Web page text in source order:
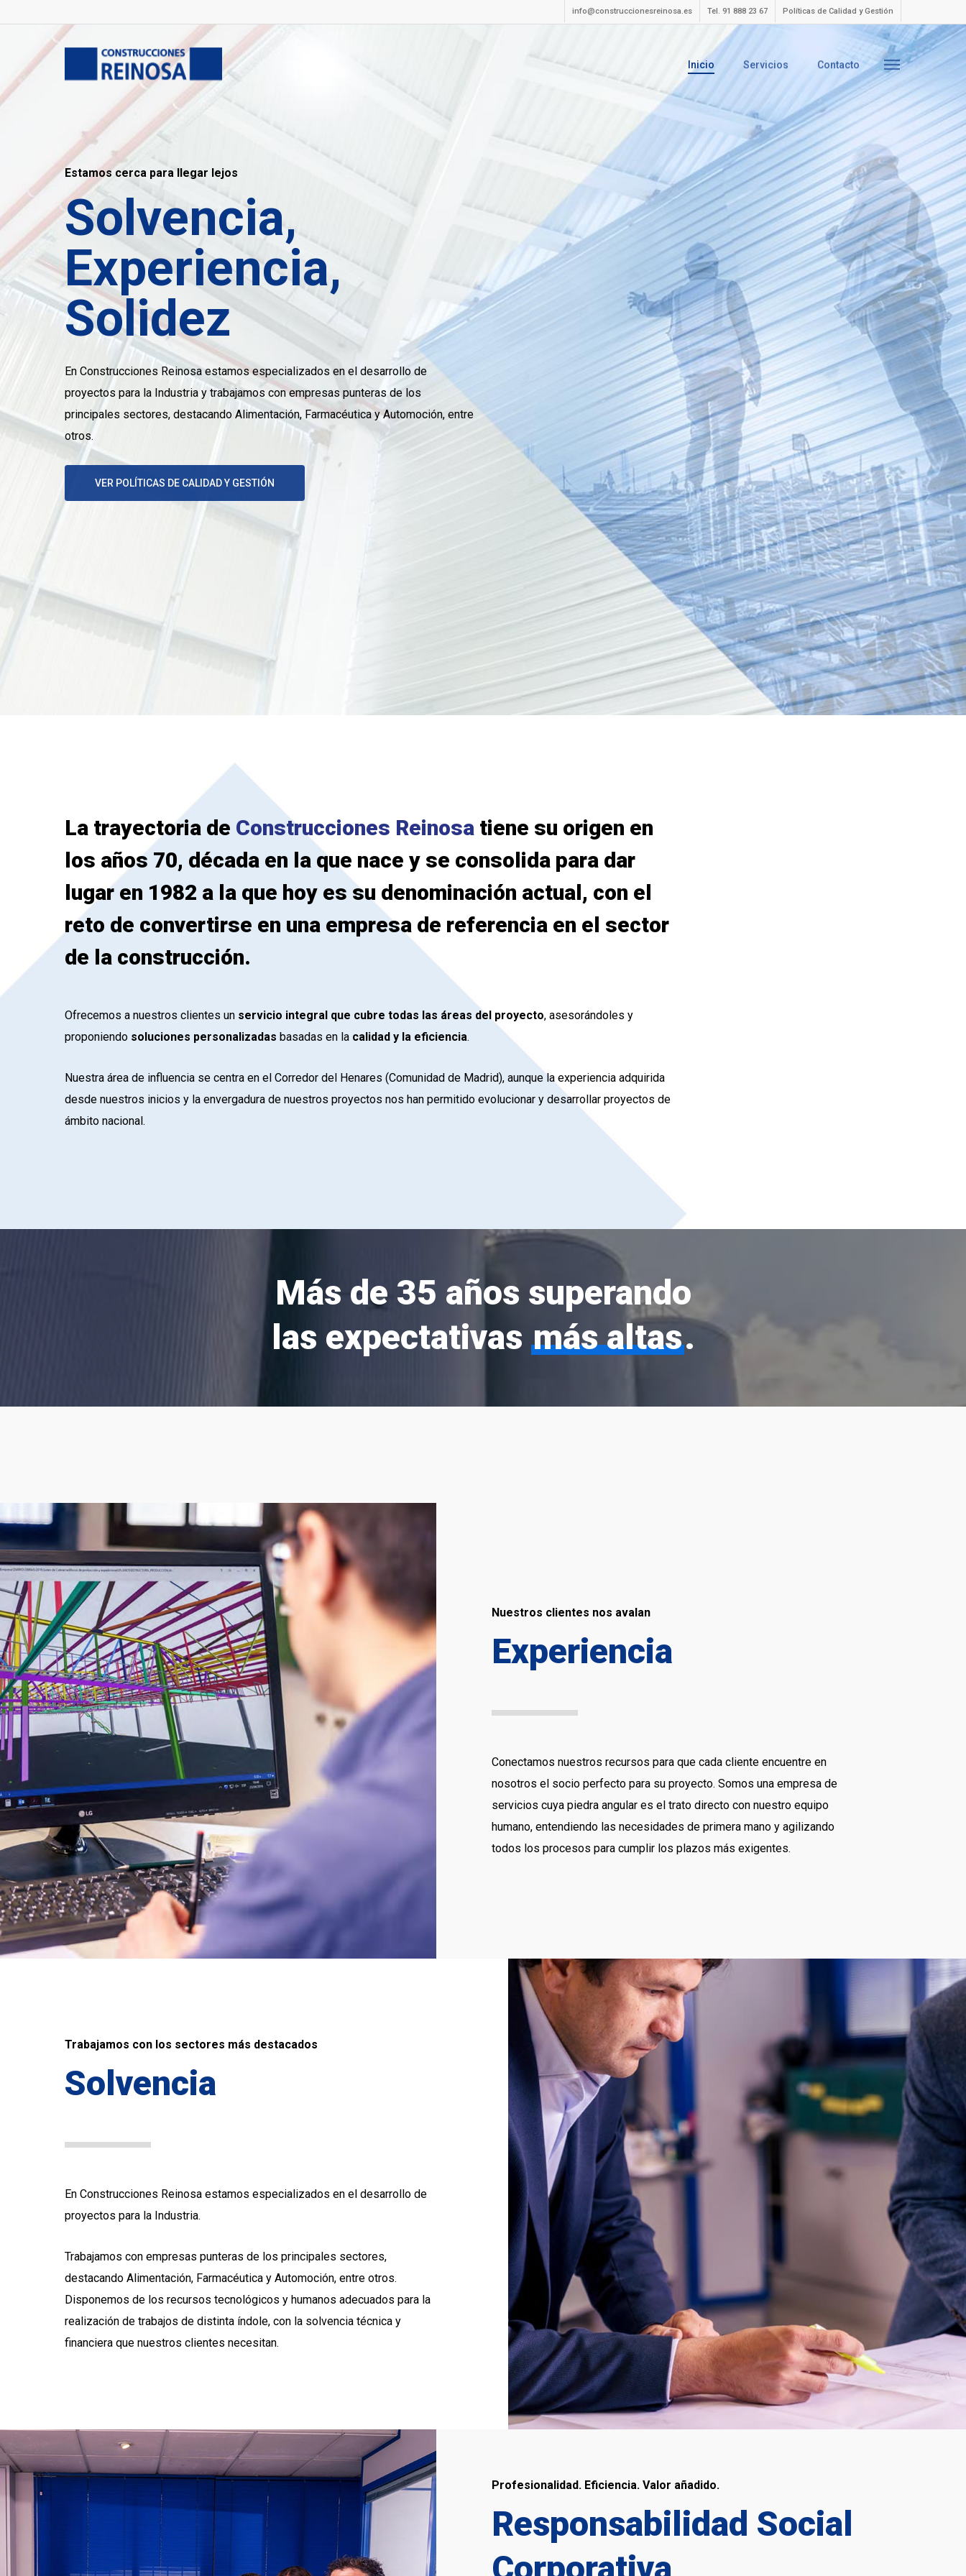
info@construccionesreinosa.es Tel. 91 888 23 67 Políticas de Calidad y Gestión
Inicio Servicios Contacto
Estamos cerca para llegar lejos
Solvencia,
Experiencia,
Solidez
En Construcciones Reinosa estamos especializados en el desarrollo de
proyectos para la Industria y trabajamos con empresas punteras de los
principales sectores, destacando Alimentación, Farmacéutica y Automoción, entre
otros.
VER POLÍTICAS DE CALIDAD Y GESTIÓN
La trayectoria de Construcciones Reinosa tiene su origen en
los años 70, década en la que nace y se consolida para dar
lugar en 1982 a la que hoy es su denominación actual, con el
reto de convertirse en una empresa de referencia en el sector
de la construcción.
Ofrecemos a nuestros clientes un servicio integral que cubre todas las áreas del proyecto, asesorándoles y
proponiendo soluciones personalizadas basadas en la calidad y la eficiencia.
Nuestra área de influencia se centra en el Corredor del Henares (Comunidad de Madrid), aunque la experiencia adquirida
desde nuestros inicios y la envergadura de nuestros proyectos nos han permitido evolucionar y desarrollar proyectos de
ámbito nacional.
Más de 35 años superando
las expectativas más altas.
Nuestros clientes nos avalan
Experiencia
Conectamos nuestros recursos para que cada cliente encuentre en
nosotros el socio perfecto para su proyecto. Somos una empresa de
servicios cuya piedra angular es el trato directo con nuestro equipo
humano, entendiendo las necesidades de primera mano y agilizando
todos los procesos para cumplir los plazos más exigentes.
Trabajamos con los sectores más destacados
Solvencia
En Construcciones Reinosa estamos especializados en el desarrollo de
proyectos para la Industria.
Trabajamos con empresas punteras de los principales sectores,
destacando Alimentación, Farmacéutica y Automoción, entre otros.
Disponemos de los recursos tecnológicos y humanos adecuados para la
realización de trabajos de distinta índole, con la solvencia técnica y
financiera que nuestros clientes necesitan.
Profesionalidad. Eficiencia. Valor añadido.
Responsabilidad Social